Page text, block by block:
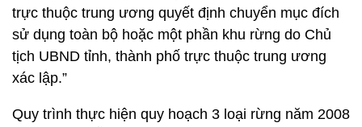
trực thuộc trung ương quyết định chuyển mục đích
sử dụng toàn bộ hoặc một phần khu rừng do Chủ
tịch UBND tỉnh, thành phố trực thuộc trung ương
xác lập.”
Quy trình thực hiện quy hoạch 3 loại rừng năm 2008